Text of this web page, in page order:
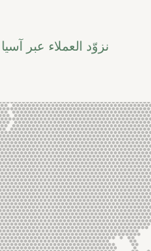
نزوّد العملاء عبر